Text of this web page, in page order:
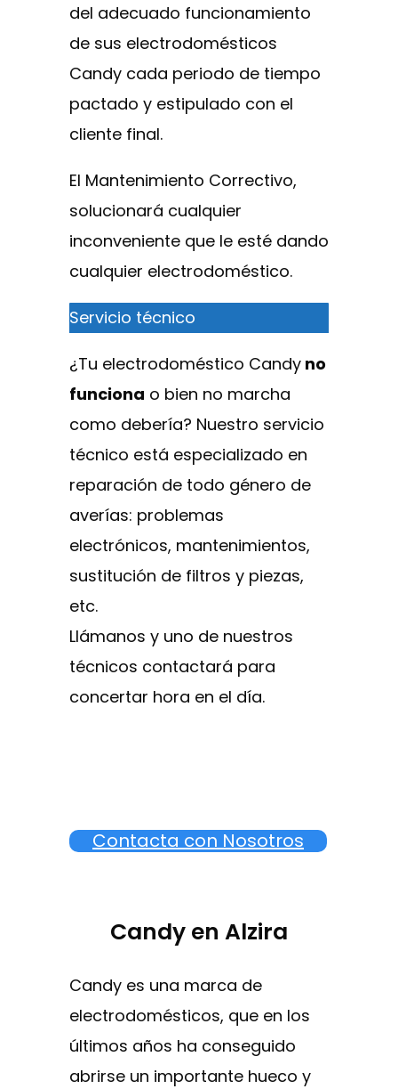
del adecuado funcionamiento
de sus electrodomésticos
Candy cada periodo de tiempo
pactado y estipulado con el
cliente final.
El Mantenimiento Correctivo,
solucionará cualquier
inconveniente que le esté dando
cualquier electrodoméstico.
Servicio técnico
¿Tu electrodoméstico Candy no
funciona o bien no marcha
como debería? Nuestro servicio
técnico está especializado en
reparación de todo género de
averías: problemas
electrónicos, mantenimientos,
sustitución de filtros y piezas,
etc.
Llámanos y uno de nuestros
técnicos contactará para
concertar hora en el día.
Contacta con Nosotros
Candy en Alzira
Candy es una marca de
electrodomésticos, que en los
últimos años ha conseguido
abrirse un importante hueco y